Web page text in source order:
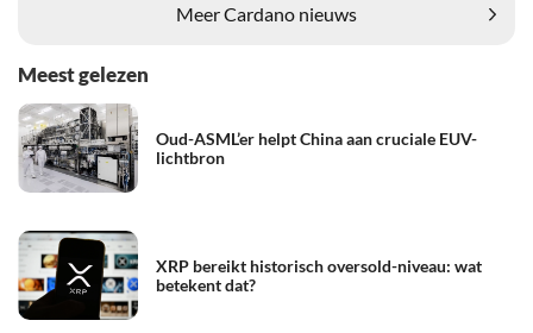
Meer Cardano nieuws
Meest gelezen
Oud-ASML’er helpt China aan cruciale EUV-
lichtbron
XRP bereikt historisch oversold-niveau: wat
betekent dat?